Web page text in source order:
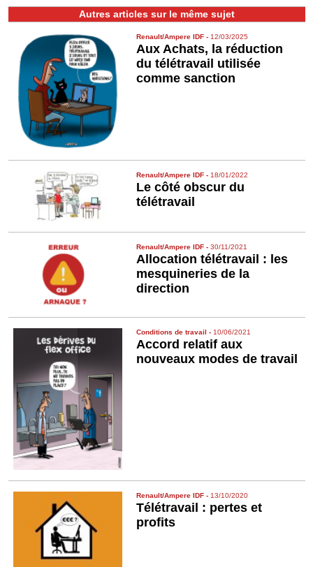
Autres articles sur le même sujet
Renault/Ampere IDF -12/03/2025
Aux Achats, la réduction
du télétravail utilisée
comme sanction
Renault/Ampere IDF -18/01/2022
Le côté obscur du
télétravail
Renault/Ampere IDF -30/11/2021
Allocation télétravail : les
mesquineries de la
direction
Conditions de travail - 10/06/2021
Accord relatif aux
nouveaux modes de travail
Renault/Ampere IDF - 13/10/2020
Télétravail : pertes et
profits